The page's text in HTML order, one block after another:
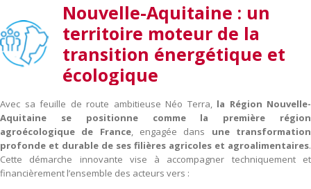
Nouvelle-Aquitaine : un
territoire moteur de la
transition énergétique et
écologique
Avec sa feuille de route ambitieuse Néo Terra, la Région Nouvelle-
Aquitaine se positionne comme la première région
agroécologique de France, engagée dans une transformation
profonde et durable de ses filières agricoles et agroalimentaires.
Cette démarche innovante vise à accompagner techniquement et
financièrement l’ensemble des acteurs vers :